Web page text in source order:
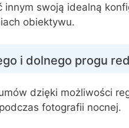
innym swoją idealną
obiektywu.
i dolnego progu
dzięki możliwości
fotografii nocnej.